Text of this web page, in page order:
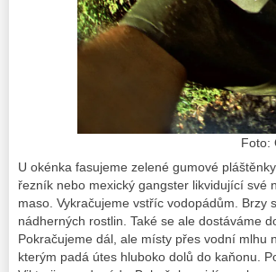
Foto:
U okénka fasujeme zelené gumové
řezník nebo mexický gangster likvidující své
maso. Vykračujeme vstříc vodopádům. Brzy
nádherných rostlin. Také se ale dostáváme
Pokračujeme dál, ale místy přes vodní
kterým padá útes hluboko dolů do kaňonu.